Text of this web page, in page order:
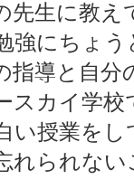
先生に教
強にちょ
指導と自分
スカイ学
い授業を
れられな